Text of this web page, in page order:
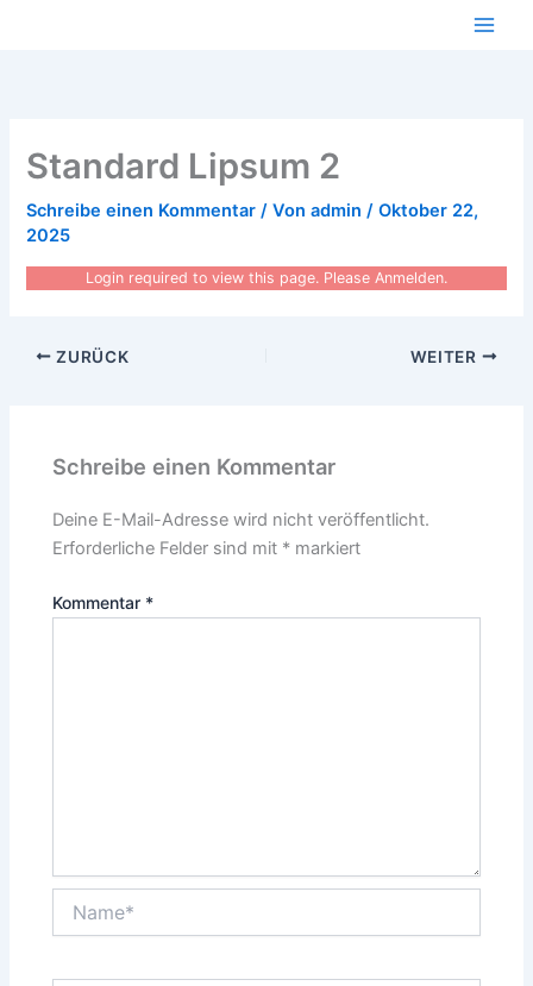
Standard Lipsum 2
Schreibe einen Kommentar / Vonadmin/Oktober 22,
2025
Login required to view this page. Please Anmelden.
ZURÜCK WEITER
Schreibe einen Kommentar
Deine E-Mail-Adresse wird nicht veröffentlicht.
Erforderliche Felder sind mit * markiert
Kommentar *